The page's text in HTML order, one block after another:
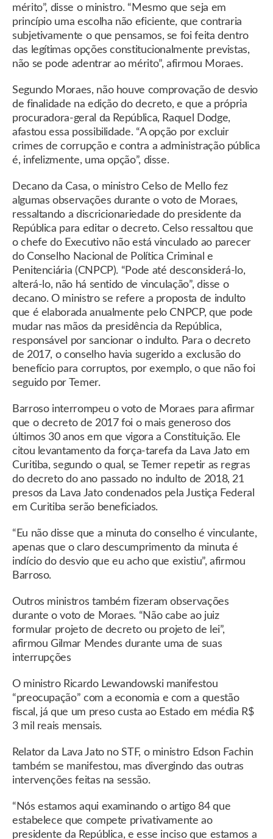
mérito”, disse o ministro. “Mesmo que seja em
princípio uma escolha não eficiente, que contraria
subjetivamente o que pensamos, se foi feita dentro
das legítimas opções constitucionalmente previstas,
não se pode adentrar ao mérito”, afirmou Moraes.
Segundo Moraes, não houve comprovação de desvio
de finalidade na edição do decreto, e que a própria
procuradora-geral da República, Raquel Dodge,
afastou essa possibilidade. “A opção por excluir
crimes de corrupção e contra a administração pública
é, infelizmente, uma opção”, disse.
Decano da Casa, o ministro Celso de Mello fez
algumas observações durante o voto de Moraes,
ressaltando a discricionariedade do presidente da
República para editar o decreto. Celso ressaltou que
o chefe do Executivo não está vinculado ao parecer
do Conselho Nacional de Política Criminal e
Penitenciária (CNPCP). “Pode até desconsiderá-lo,
alterá-lo, não há sentido de vinculação”, disse o
decano. O ministro se refere a proposta de indulto
que é elaborada anualmente pelo CNPCP, que pode
mudar nas mãos da presidência da República,
responsável por sancionar o indulto. Para o decreto
de 2017, o conselho havia sugerido a exclusão do
benefício para corruptos, por exemplo, o que não foi
seguido por Temer.
Barroso interrompeu o voto de Moraes para afirmar
que o decreto de 2017 foi o mais generoso dos
últimos 30 anos em que vigora a Constituição. Ele
citou levantamento da força-tarefa da Lava Jato em
Curitiba, segundo o qual, se Temer repetir as regras
do decreto do ano passado no indulto de 2018, 21
presos da Lava Jato condenados pela Justiça Federal
em Curitiba serão beneficiados.
“Eu não disse que a minuta do conselho é vinculante,
apenas que o claro descumprimento da minuta é
indício do desvio que eu acho que existiu”, afirmou
Barroso.
Outros ministros também fizeram observações
durante o voto de Moraes. “Não cabe ao juiz
formular projeto de decreto ou projeto de lei”,
afirmou Gilmar Mendes durante uma de suas
interrupções
O ministro Ricardo Lewandowski manifestou
“preocupação” com a economia e com a questão
fiscal, já que um preso custa ao Estado em média R$
3 mil reais mensais.
Relator da Lava Jato no STF, o ministro Edson Fachin
também se manifestou, mas divergindo das outras
intervenções feitas na sessão.
“Nós estamos aqui examinando o artigo 84 que
estabelece que compete privativamente ao
presidente da República, e esse inciso que estamos a